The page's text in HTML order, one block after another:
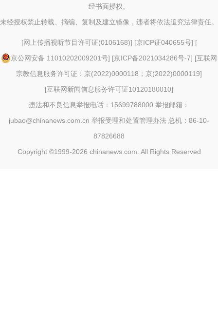
经书面授权。
未经授权禁止转载、摘编、复制及建立镜像，违者将依法追究法律责任。
[网上传播视听节目许可证(0106168)] [京ICP证040655号] [
京公网安备 11010202009201号] [京ICP备2021034286号-7] [互联网
宗教信息服务许可证：京(2022)0000118；京(2022)0000119]
[互联网新闻信息服务许可证10120180010]
违法和不良信息举报电话：15699788000 举报邮箱：
jubao@chinanews.com.cn 举报受理和处置管理办法 总机：86-10-
87826688
Copyright ©1999-2026 chinanews.com. All Rights Reserved